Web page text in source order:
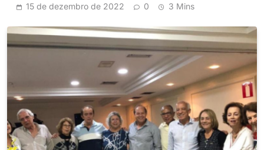
15 de dezembro de 2022 0 3 Mins